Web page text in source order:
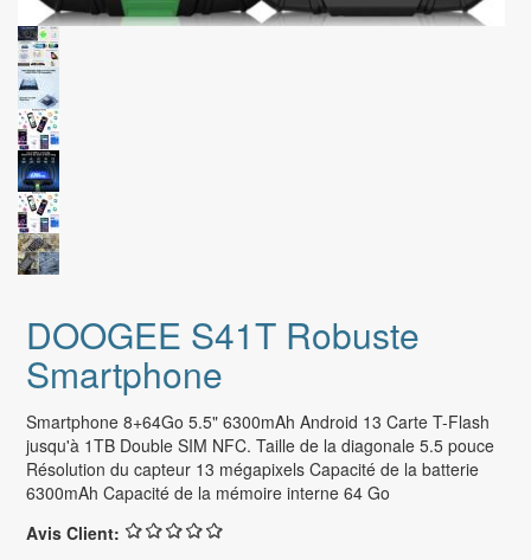
DOOGEE S41T Robuste
Smartphone
Smartphone 8+64Go 5.5" 6300mAh Android 13 Carte T-Flash
jusqu'à 1TB Double SIM NFC. Taille de la diagonale 5.5 pouce
Résolution du capteur 13 mégapixels Capacité de la batterie
6300mAh Capacité de la mémoire interne 64 Go
Avis Client: